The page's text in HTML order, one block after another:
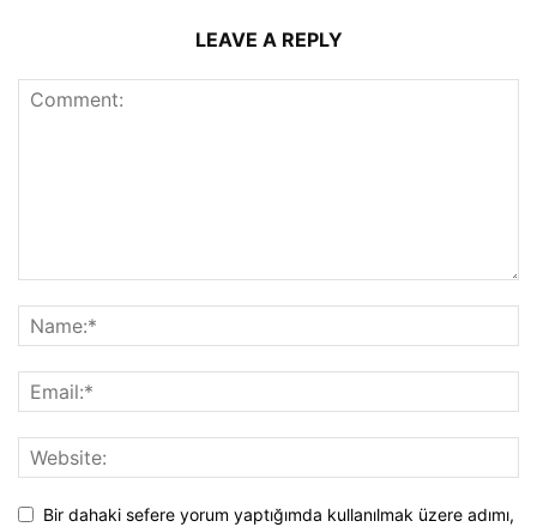
LEAVE A REPLY
Bir dahaki sefere yorum yaptığımda kullanılmak üzere adımı,